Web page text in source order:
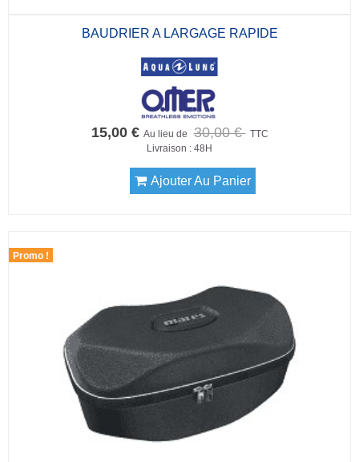
BAUDRIER A LARGAGE RAPIDE
15,00 € Au lieu de 30,00 € TTC
Livraison : 48H
Ajouter Au Panier
Promo !